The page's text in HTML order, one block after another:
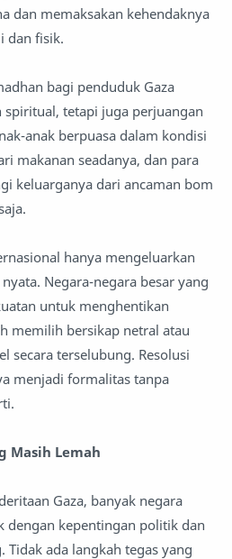
dan memaksakan kehendaknya
dan fisik.
bagi penduduk Gaza
spiritual, tetapi juga perjuangan
anak berpuasa dalam kondisi
makanan seadanya, dan para
keluarganya dari ancaman bom
hanya mengeluarkan
Negara-negara besar yang
untuk menghentikan
memilih bersikap netral atau
secara terselubung. Resolusi
menjadi formalitas tanpa
Masih Lemah
Gaza, banyak negara
dengan kepentingan politik dan
ada langkah tegas yang